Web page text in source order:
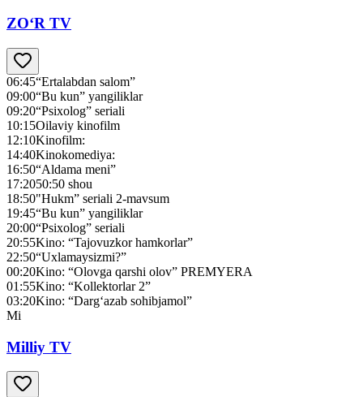
ZO‘R TV
06:45“Ertalabdan salom”
09:00“Bu kun” yangiliklar
09:20“Psixolog” seriali
10:15Oilaviy kinofilm
12:10Kinofilm:
14:40Kinokomediya:
16:50“Aldama meni”
17:2050:50 shou
18:50"Нukm” seriali 2-mavsum
19:45“Bu kun” yangiliklar
20:00“Psixolog” seriali
20:55Kino: “Tajovuzkor hamkorlar”
22:50“Uxlamaysizmi?”
00:20Kino: “Olovga qarshi olov” PREMYERA
01:55Kino: “Kollektorlar 2”
03:20Kino: “Darg‘azab sohibjamol”
Mi
Milliy TV